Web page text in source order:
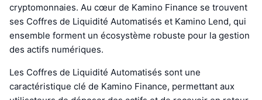
cryptomonnaies. Au cœur de Kamino Finance se trouvent
ses Coffres de Liquidité Automatisés et Kamino Lend, qui
ensemble forment un écosystème robuste pour la gestion
des actifs numériques.
Les Coffres de Liquidité Automatisés sont une
caractéristique clé de Kamino Finance, permettant aux